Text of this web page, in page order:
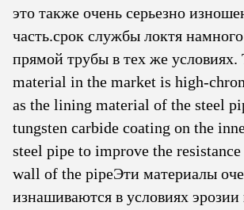
это также очень серьезно
часть.срок службы локтя
прямой трубы в тех же условиях.
material in the market is high-
as the lining material of the steel
tungsten carbide coating on the
steel pipe to improve the
wall of the pipeЭти материалы
изнашиваются в условиях